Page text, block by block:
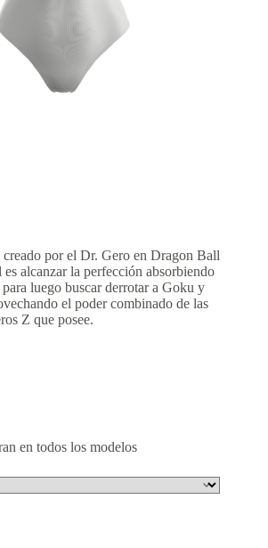
por el Dr. Gero en Dragon Ball
alcanzar la perfección absorbiendo
luego buscar derrotar a Goku y
el poder combinado de las
Z que posee.
en todos los modelos